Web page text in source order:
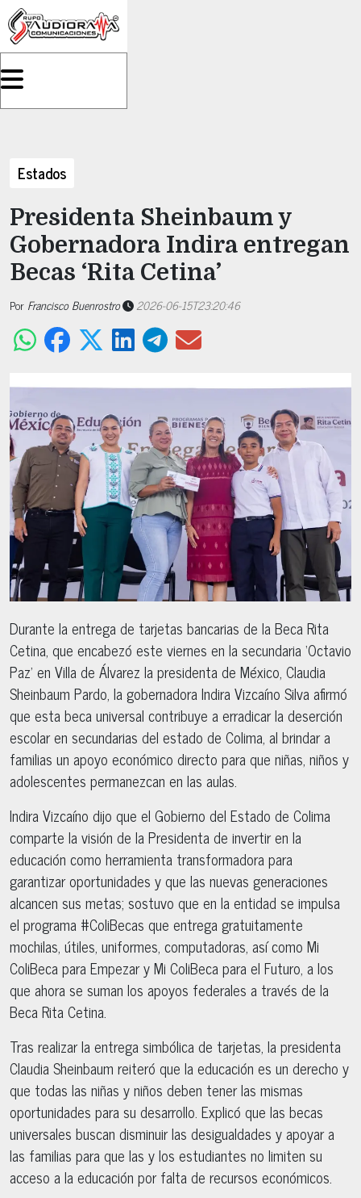
Estados
Presidenta Sheinbaum y
Gobernadora Indira entregan
Becas ‘Rita Cetina’
Por Francisco Buenrostro 2026-06-15T23:20:46
Durante la entrega de tarjetas bancarias de la Beca Rita
Cetina, que encabezó este viernes en la secundaria ‘Octavio
Paz’ en Villa de Álvarez la presidenta de México, Claudia
Sheinbaum Pardo, la gobernadora Indira Vizcaíno Silva afirmó
que esta beca universal contribuye a erradicar la deserción
escolar en secundarias del estado de Colima, al brindar a
familias un apoyo económico directo para que niñas, niños y
adolescentes permanezcan en las aulas.
Indira Vizcaíno dijo que el Gobierno del Estado de Colima
comparte la visión de la Presidenta de invertir en la
educación como herramienta transformadora para
garantizar oportunidades y que las nuevas generaciones
alcancen sus metas; sostuvo que en la entidad se impulsa
el programa #ColiBecas que entrega gratuitamente
mochilas, útiles, uniformes, computadoras, así como Mi
ColiBeca para Empezar y Mi ColiBeca para el Futuro, a los
que ahora se suman los apoyos federales a través de la
Beca Rita Cetina.
Tras realizar la entrega simbólica de tarjetas, la presidenta
Claudia Sheinbaum reiteró que la educación es un derecho y
que todas las niñas y niños deben tener las mismas
oportunidades para su desarrollo. Explicó que las becas
universales buscan disminuir las desigualdades y apoyar a
las familias para que las y los estudiantes no limiten su
acceso a la educación por falta de recursos económicos.